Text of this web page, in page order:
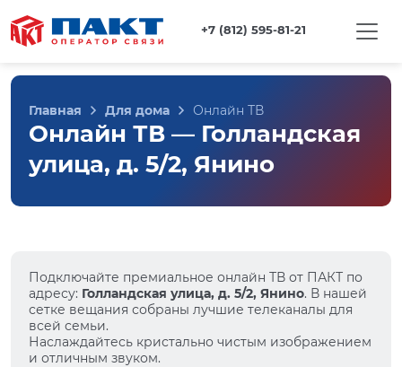
+7 (812) 595-81-21
Главная Для дома Онлайн ТВ
Онлайн ТВ — Голландская
улица, д. 5/2, Янино
Подключайте премиальное онлайн ТВ от ПАКТ по
адресу: Голландская улица, д. 5/2, Янино. В нашей
сетке вещания собраны лучшие телеканалы для
всей семьи.
Наслаждайтесь кристально чистым изображением
и отличным звуком.